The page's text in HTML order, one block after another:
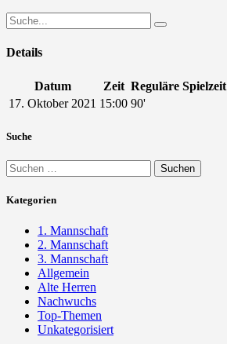
Details
Datum Zeit Reguläre Spielzeit
17. Oktober 2021 15:00 90'
Suche
Suchen
nach:
Kategorien
1. Mannschaft
2. Mannschaft
3. Mannschaft
Allgemein
Alte Herren
Nachwuchs
Top-Themen
Unkategorisiert